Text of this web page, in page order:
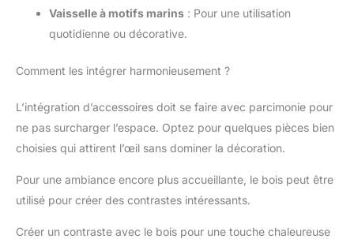
Vaisselle à motifs marins : Pour une utilisation
quotidienne ou décorative.
Comment les intégrer harmonieusement ?
L’intégration d’accessoires doit se faire avec parcimonie pour
ne pas surcharger l’espace. Optez pour quelques pièces bien
choisies qui attirent l’œil sans dominer la décoration.
Pour une ambiance encore plus accueillante, le bois peut être
utilisé pour créer des contrastes intéressants.
Créer un contraste avec le bois pour une touche chaleureuse